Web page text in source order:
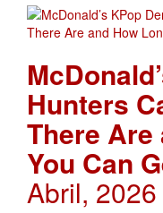
Hunters
There Are
You Can
Abril,